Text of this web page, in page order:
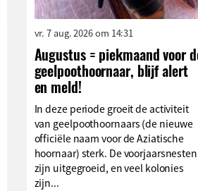
vr. 7 aug. 2026 om 14:31
Augustus = piekmaand voor
geelpoothoornaar, blijf alert
en meld!
In deze periode groeit de activiteit
van geelpoothoornaars (de nieuwe
officiële naam voor de Aziatische
hoornaar) sterk. De voorjaarsnesten
zijn uitgegroeid, en veel kolonies
zijn...